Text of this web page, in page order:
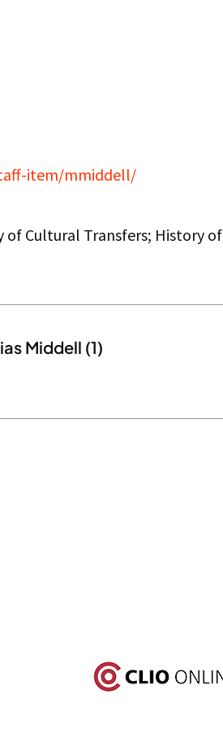
item/mmiddell/
Cultural Transfers; History of
Middell (1)